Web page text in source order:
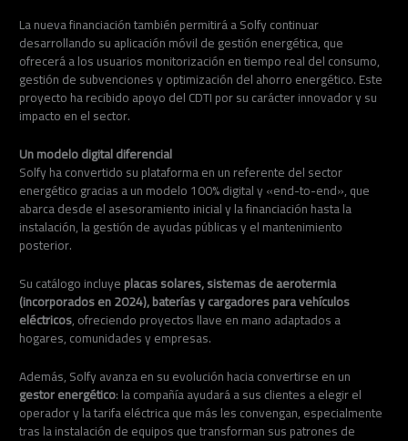
La nueva financiación también permitirá a Solfy continuar
desarrollando su aplicación móvil de gestión energética, que
ofrecerá a los usuarios monitorización en tiempo real del consumo,
gestión de subvenciones y optimización del ahorro energético. Este
proyecto ha recibido apoyo del CDTI por su carácter innovador y su
impacto en el sector.
Un modelo digital diferencial
Solfy ha convertido su plataforma en un referente del sector
energético gracias a un modelo 100% digital y «end-to-end», que
abarca desde el asesoramiento inicial y la financiación hasta la
instalación, la gestión de ayudas públicas y el mantenimiento
posterior.
Su catálogo incluyeplacas solares, sistemas de aerotermia
(incorporados en 2024), baterías y cargadores para vehículos
eléctricos, ofreciendo proyectos llave en mano adaptados a
hogares, comunidades y empresas.
Además, Solfy avanza en su evolución hacia convertirse en un
gestor energético: la compañía ayudará a sus clientes a elegir el
operador y la tarifa eléctrica que más les convengan, especialmente
tras la instalación de equipos que transforman sus patrones de